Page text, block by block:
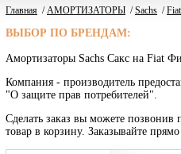
Главная /АМОРТИЗАТОРЫ /Sachs /Fiat
ВЫБОР ПО БРЕНДАМ:
Амортизаторы Sachs Сакс на Fiat
Компания - производитель
"О защите прав потребителей".
Сделать заказ вы можете
товар в корзину. Заказывайте прямо